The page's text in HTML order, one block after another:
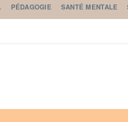
PÉDAGOGIE SANTÉ MENTALE